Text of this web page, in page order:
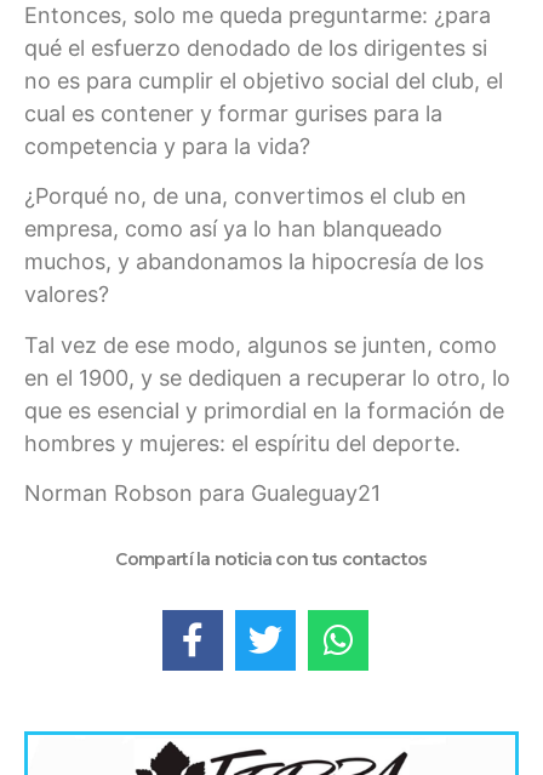
Entonces, solo me queda preguntarme: ¿para
qué el esfuerzo denodado de los dirigentes si
no es para cumplir el objetivo social del club, el
cual es contener y formar gurises para la
competencia y para la vida?
¿Porqué no, de una, convertimos el club en
empresa, como así ya lo han blanqueado
muchos, y abandonamos la hipocresía de los
valores?
Tal vez de ese modo, algunos se junten, como
en el 1900, y se dediquen a recuperar lo otro, lo
que es esencial y primordial en la formación de
hombres y mujeres: el espíritu del deporte.
Norman Robson para Gualeguay21
Compartí la noticia con tus contactos